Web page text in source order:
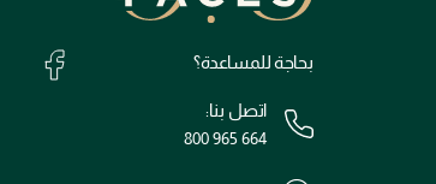
بحاجة للمساعدة؟
اتصل بنا:
800 965 664